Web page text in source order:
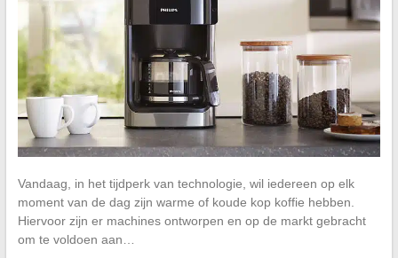
Vandaag, in het tijdperk van technologie, wil iedereen op elk
moment van de dag zijn warme of koude kop koffie hebben.
Hiervoor zijn er machines ontworpen en op de markt gebracht
om te voldoen aan…